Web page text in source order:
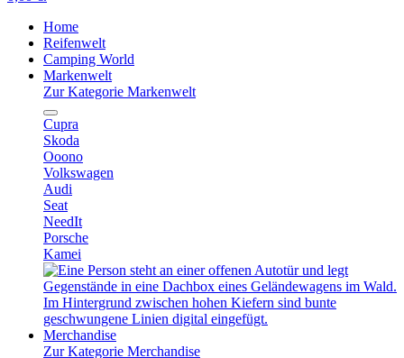
Home
Reifenwelt
Camping World
Markenwelt
Zur Kategorie Markenwelt
Cupra
Skoda
Ooono
Volkswagen
Audi
Seat
NeedIt
Porsche
Kamei
Merchandise
Zur Kategorie Merchandise